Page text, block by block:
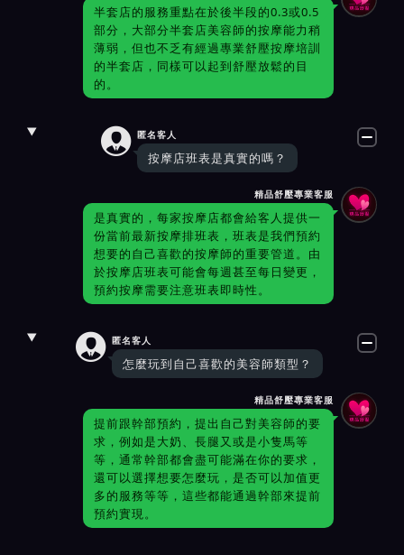
半套店的服務重點在於後半段的0.3或0.5
部分，大部分半套店美容師的按摩能力稍
薄弱，但也不乏有經過專業舒壓按摩培訓
的半套店，同樣可以起到舒壓放鬆的目
的。
 匿名客人
按摩店班表是真實的嗎？
精品舒壓專業客服
是真實的，每家按摩店都會給客人提供一
份當前最新按摩排班表，班表是我們預約
想要的自己喜歡的按摩師的重要管道。由
於按摩店班表可能會每週甚至每日變更，
預約按摩需要注意班表即時性。
 匿名客人
怎麼玩到自己喜歡的美容師類型？
精品舒壓專業客服
提前跟幹部預約，提出自己對美容師的要
求，例如是大奶、長腿又或是小隻馬等
等，通常幹部都會盡可能滿在你的要求，
還可以選擇想要怎麼玩，是否可以加值更
多的服務等等，這些都能通過幹部來提前
預約實現。